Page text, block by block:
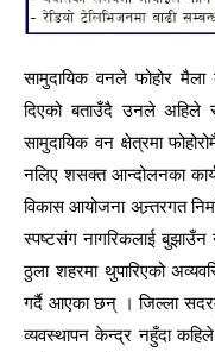
सामुदायिक वनले फोहोर मैला
दिएको बताउँदै उनले अहिले
सामुदायिक वन क्षेत्रमा
नलिए शसक्त आन्दोलनका
विकास आयोजना अन्र्तरगत
स्पष्टसंग नागरिकलाई
ठुला शहरमा थुपारिएको
गर्दै आएका छन् । जिल्ला
व्यवस्थापन केन्द्र नहुँदा